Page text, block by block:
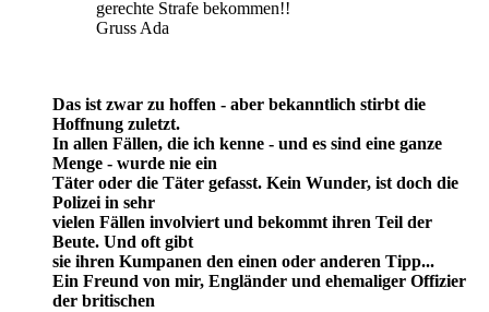
gerechte Strafe bekommen!!
Gruss Ada
Das ist zwar zu hoffen - aber bekanntlich stirbt die
Hoffnung zuletzt.
In allen Fällen, die ich kenne - und es sind eine ganze
Menge - wurde nie ein
Täter oder die Täter gefasst. Kein Wunder, ist doch die
Polizei in sehr
vielen Fällen involviert und bekommt ihren Teil der
Beute. Und oft gibt
sie ihren Kumpanen den einen oder anderen Tipp...
Ein Freund von mir, Engländer und ehemaliger Offizier
der britischen